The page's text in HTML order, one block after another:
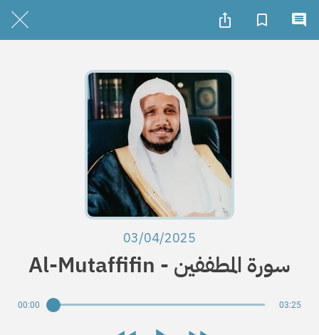
03/04/2025
Al-Mutaffifin - سورة المطففين
00:00 03:25